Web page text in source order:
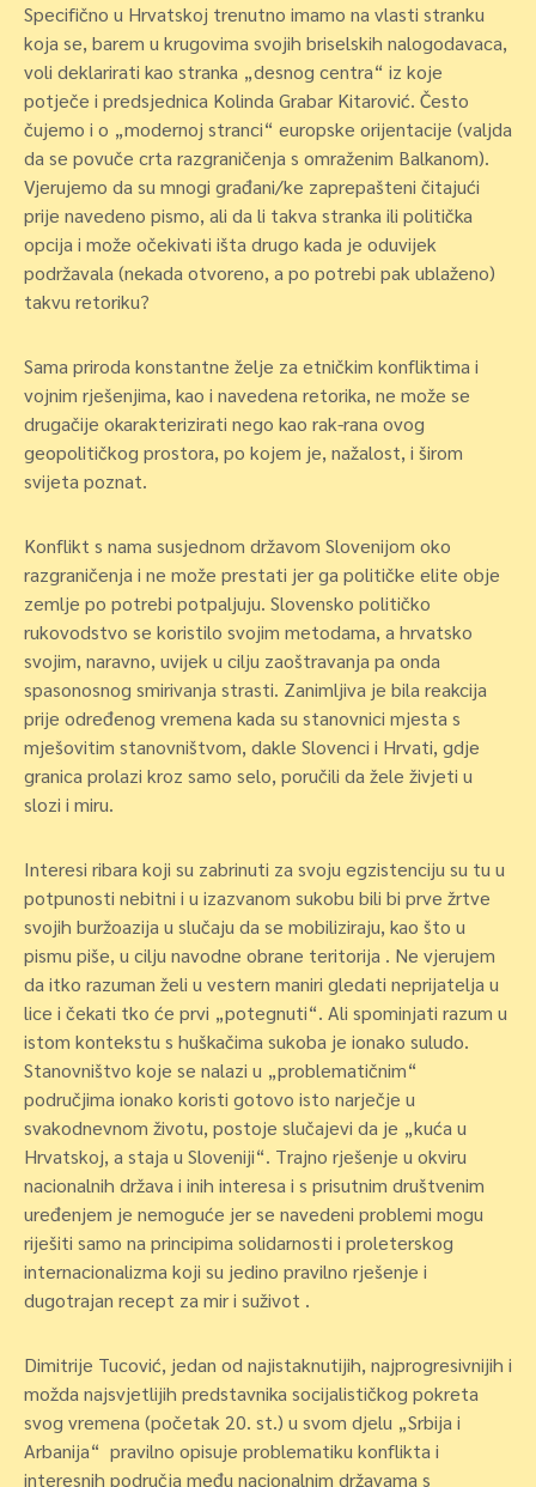
Specifično u Hrvatskoj trenutno imamo na vlasti stranku
koja se, barem u krugovima svojih briselskih nalogodavaca,
voli deklarirati kao stranka „desnog centra“ iz koje
potječe i predsjednica Kolinda Grabar Kitarović. Često
čujemo i o „modernoj stranci“ europske orijentacije (valjda
da se povuče crta razgraničenja s omraženim Balkanom).
Vjerujemo da su mnogi građani/ke zaprepašteni čitajući
prije navedeno pismo, ali da li takva stranka ili politička
opcija i može očekivati išta drugo kada je oduvijek
podržavala (nekada otvoreno, a po potrebi pak ublaženo)
takvu retoriku?
Sama priroda konstantne želje za etničkim konfliktima i
vojnim rješenjima, kao i navedena retorika, ne može se
drugačije okarakterizirati nego kao rak-rana ovog
geopolitičkog prostora, po kojem je, nažalost, i širom
svijeta poznat.
Konflikt s nama susjednom državom Slovenijom oko
razgraničenja i ne može prestati jer ga političke elite obje
zemlje po potrebi potpaljuju. Slovensko političko
rukovodstvo se koristilo svojim metodama, a hrvatsko
svojim, naravno, uvijek u cilju zaoštravanja pa onda
spasonosnog smirivanja strasti. Zanimljiva je bila reakcija
prije određenog vremena kada su stanovnici mjesta s
mješovitim stanovništvom, dakle Slovenci i Hrvati, gdje
granica prolazi kroz samo selo, poručili da žele živjeti u
slozi i miru.
Interesi ribara koji su zabrinuti za svoju egzistenciju su tu u
potpunosti nebitni i u izazvanom sukobu bili bi prve žrtve
svojih buržoazija u slučaju da se mobiliziraju, kao što u
pismu piše, u cilju navodne obrane teritorija . Ne vjerujem
da itko razuman želi u vestern maniri gledati neprijatelja u
lice i čekati tko će prvi „potegnuti“. Ali spominjati razum u
istom kontekstu s huškačima sukoba je ionako suludo.
Stanovništvo koje se nalazi u „problematičnim“
područjima ionako koristi gotovo isto narječje u
svakodnevnom životu, postoje slučajevi da je „kuća u
Hrvatskoj, a staja u Sloveniji“. Trajno rješenje u okviru
nacionalnih država i inih interesa i s prisutnim društvenim
uređenjem je nemoguće jer se navedeni problemi mogu
riješiti samo na principima solidarnosti i proleterskog
internacionalizma koji su jedino pravilno rješenje i
dugotrajan recept za mir i suživot .
Dimitrije Tucović, jedan od najistaknutijih, najprogresivnijih i
možda najsvjetlijih predstavnika socijalističkog pokreta
svog vremena (početak 20. st.) u svom djelu „Srbija i
Arbanija“ pravilno opisuje problematiku konflikta i
interesnih područja među nacionalnim državama s